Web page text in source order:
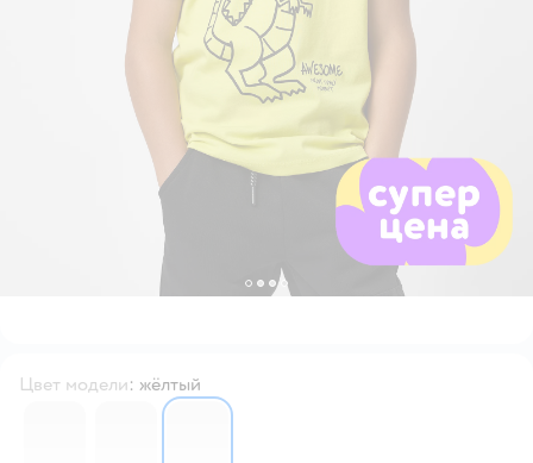
Цвет модели: жёлтый
66353596635360